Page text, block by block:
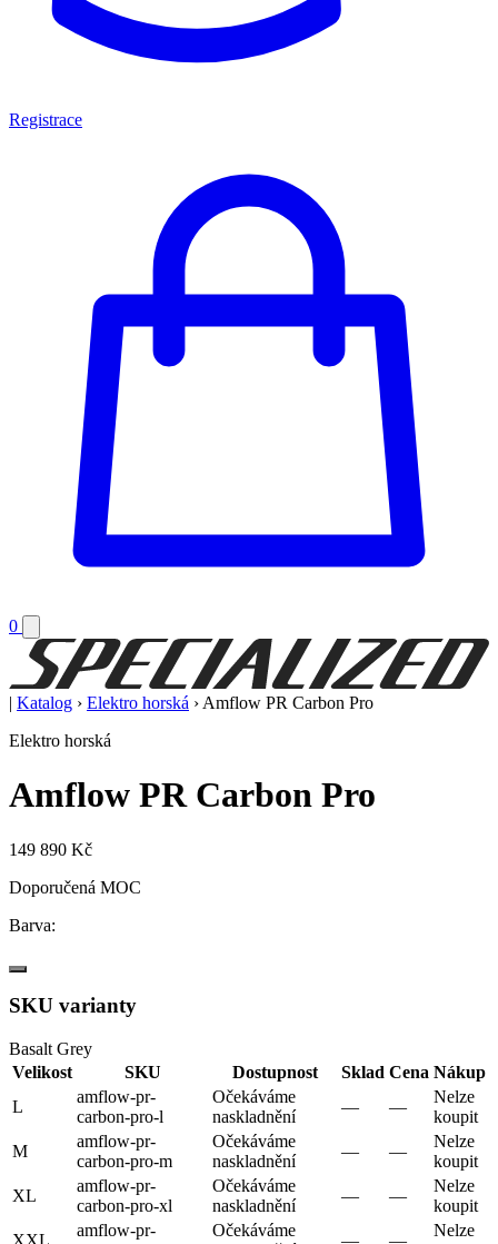
Registrace
0
| Katalog › Elektro horská › Amflow PR Carbon Pro
Elektro horská
Amflow PR Carbon Pro
149 890 Kč
Doporučená MOC
Barva:
SKU varianty
Basalt Grey
Velikost
SKU Dostupnost Sklad Cena Nákup
L
amflow-pr-
carbon-pro-l
Očekáváme
naskladnění
— —
Nelze
koupit
M
amflow-pr-
carbon-pro-m
Očekáváme
naskladnění
— —
Nelze
koupit
XL
amflow-pr-
carbon-pro-xl
Očekáváme
naskladnění
— —
Nelze
koupit
amflow-pr-
Očekáváme
Nelze